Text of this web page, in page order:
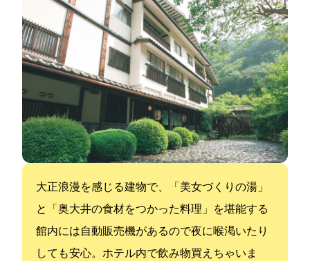
大正浪漫を感じる建物で、「美女づくりの湯」
と「奥大井の食材をつかった料理」を堪能する
館内には自動販売機があるので夜に喉渇いたり
しても安心。ホテル内で飲み物買えちゃいま